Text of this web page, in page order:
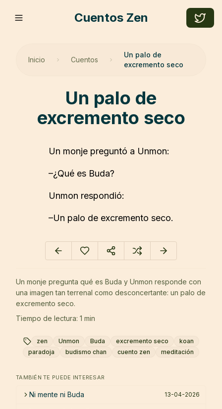
Cuentos Zen
Inicio Cuentos
Un palo de
excremento seco
un palo de
excremento seco
Un monje preguntó a Unmon:
–¿Qué es Buda?
Unmon respondió:
–Un palo de excremento seco.
Un monje pregunta qué es Buda y Unmon responde con
una imagen tan terrenal como desconcertante: un palo de
excremento seco.
Tiempo de lectura: 1 min
zen Unmon Buda excremento seco
koan
paradoja
budismo chan cuento zen meditación
TAMBIÉN TE PUEDE INTERESAR
Ni mente ni Buda 13-04-2026